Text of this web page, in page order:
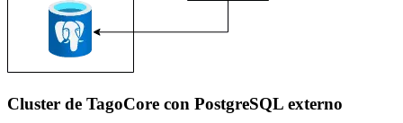
Cluster de TagoCore con PostgreSQL externo